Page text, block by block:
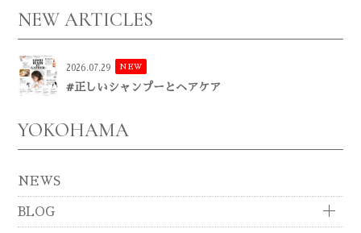
NEW ARTICLES
2026.07.29 NEW
#正しいシャンプーとヘアケア
YOKOHAMA
NEWS
BLOG